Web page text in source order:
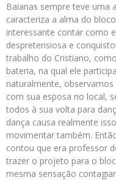
Baianas sempre teve uma
caracteriza a alma do
interessante contar como
despretensiosa e
trabalho do Cristiano,
bateria, na qual ele
naturalmente,
com sua esposa no local,
todos à sua volta para
dança causa realmente
movimentar também.
contou que era professor
trazer o projeto para o
mesma sensação